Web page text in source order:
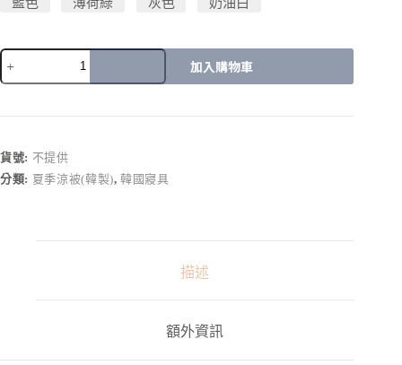
藍色 薄荷綠 灰色 奶油白
加入購物車
r
n
a
貨號: 不提供
分類: 夏季涼被(韓製),韓國寢具
描述
額外資訊